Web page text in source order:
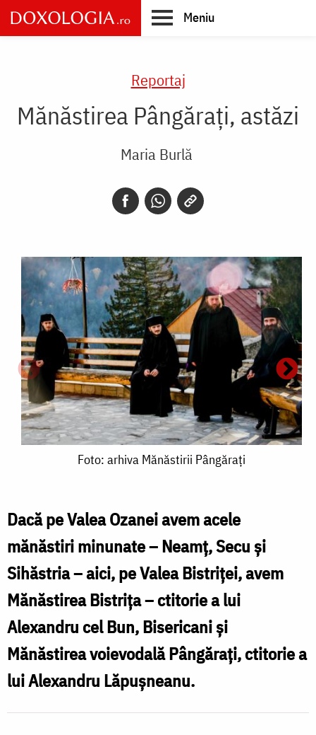
Skip
to
main
Meniu
Reportaj
Mănăstirea Pângărați, astăzi
Maria Burlă
Pângărați
Foto: arhiva Mănăstirii Pângărați
Dacă pe Valea Ozanei avem acele
mănăstiri minunate – Neamț, Secu şi
Sihăstria – aici, pe Valea Bistriței, avem
Mănăstirea Bistrița – ctitorie a lui
Alexandru cel Bun, Bisericani și
Mănăstirea voievodală Pângărați, ctitorie a
lui Alexandru Lăpușneanu.